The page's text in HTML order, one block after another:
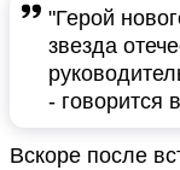
"Герой
звезда
- говорится
Вскоре после